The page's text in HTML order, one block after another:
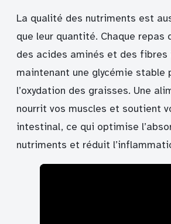
La qualité des nutriments est
que leur quantité. Chaque repas
des acides aminés et des fibres
maintenant une glycémie stable
l’oxydation des graisses. Une
nourrit vos muscles et soutient
intestinal, ce qui optimise
nutriments et réduit